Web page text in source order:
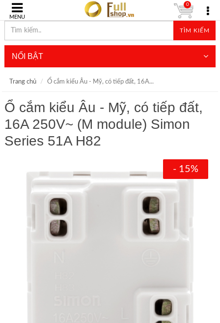
MENU
TÌM KIẾM
0
NỔI BẬT
Trang chủ Ổ cắm kiểu Âu - Mỹ, có tiếp đất, 16A...
Ổ cắm kiểu Âu - Mỹ, có tiếp đất,
16A 250V~ (M module) Simon
Series 51A H82
- 15%